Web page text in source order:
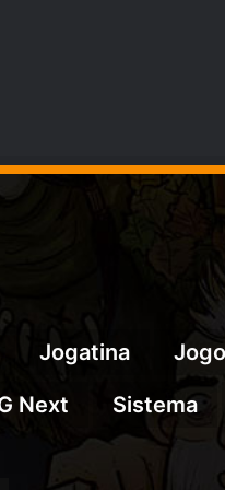
Jogatina Jogo
Next Sistema